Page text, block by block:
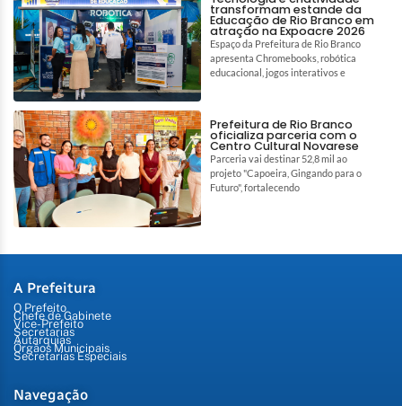
transformam estande da
Educação de Rio Branco em
atração na Expoacre 2026
Espaço da Prefeitura de Rio Branco
apresenta Chromebooks, robótica
educacional, jogos interativos e
Prefeitura de Rio Branco
oficializa parceria com o
Centro Cultural Novarese
Parceria vai destinar 52,8 mil ao
projeto "Capoeira, Gingando para o
Futuro", fortalecendo
A Prefeitura
O Prefeito
Chefe de Gabinete
Vice-Prefeito
Secretarias
Autarquias
Órgãos Municipais
Secretarias Especiais
Navegação